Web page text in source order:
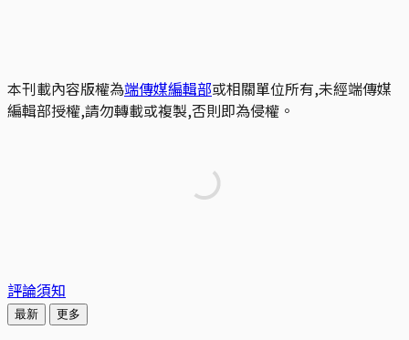
本刊載內容版權為端傳媒編輯部或相關單位所有,未經端傳媒
編輯部授權,請勿轉載或複製,否則即為侵權。
評論須知
最新 更多